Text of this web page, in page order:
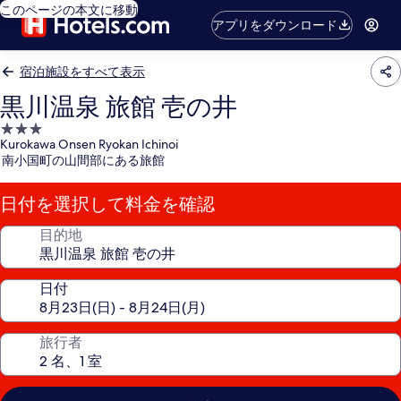
このページの本文に移動
アプリをダウンロード
宿泊施設をすべて表示
黒川温泉 旅館 壱の井
3.0
つ
星
宿
泊
施
Kurokawa Onsen Ryokan Ichinoi
南小国町の山間部にある旅館
日付を選択して料金を確認
目的地
日付
旅行者